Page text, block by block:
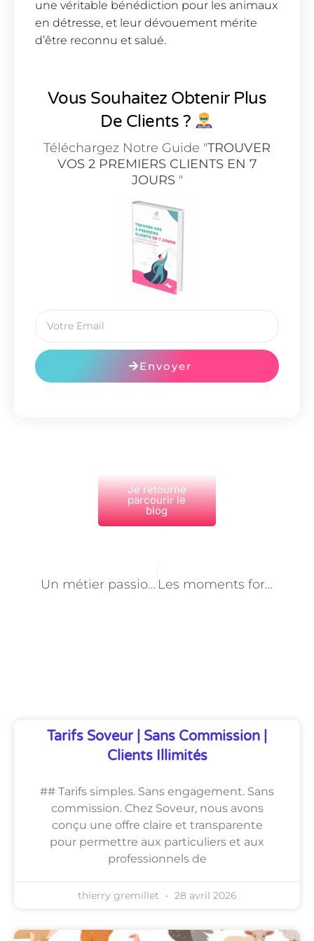
une véritable bénédiction pour les animaux
en détresse, et leur dévouement mérite
d’être reconnu et salué.
Vous Souhaitez Obtenir Plus
De Clients ?
Téléchargez Notre Guide "TROUVER
VOS 2 PREMIERS CLIENTS EN 7
JOURS"
Envoyer
Je retourne
parcourir le
blog
Un métier passionnant : agent animalier en refuge à Paris Les moments forts de la journée d’un agent animalier en refuge à Paris
Tarifs Soveur | Sans Commission |
Clients Illimités
## Tarifs simples. Sans engagement. Sans
commission. Chez Soveur, nous avons
conçu une offre claire et transparente
pour permettre aux particuliers et aux
professionnels de
thierry gremillet 28 avril 2026